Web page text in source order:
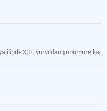
ilinde XIII. yüzyıldan günümüze